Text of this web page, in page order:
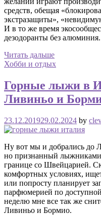
средств, обещая
экстразащиты»,
И в то же время
дезодоранты без алюминия.
Читать дальше
Хобби и отдых
Горные лыжи в
Ливиньо и
23.12.201929.02.2024 by
Ну вот мы и добрались до
но признанный
границе со Швейцарией.
комфортных условиях,
или попросту планирует
парфюмерией по
неделю мне все так же
Ливиньо и Бормио.